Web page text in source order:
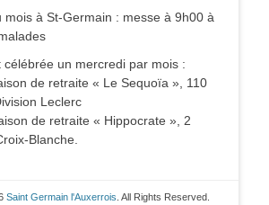
mois à St-Germain : messe à 9h00 à
célébrée un mercredi par mois :
de retraite « Le Sequoïa », 110
Leclerc
de retraite « Hippocrate », 2
Blanche.
Saint Germain l'Auxerrois . All Rights Reserved.